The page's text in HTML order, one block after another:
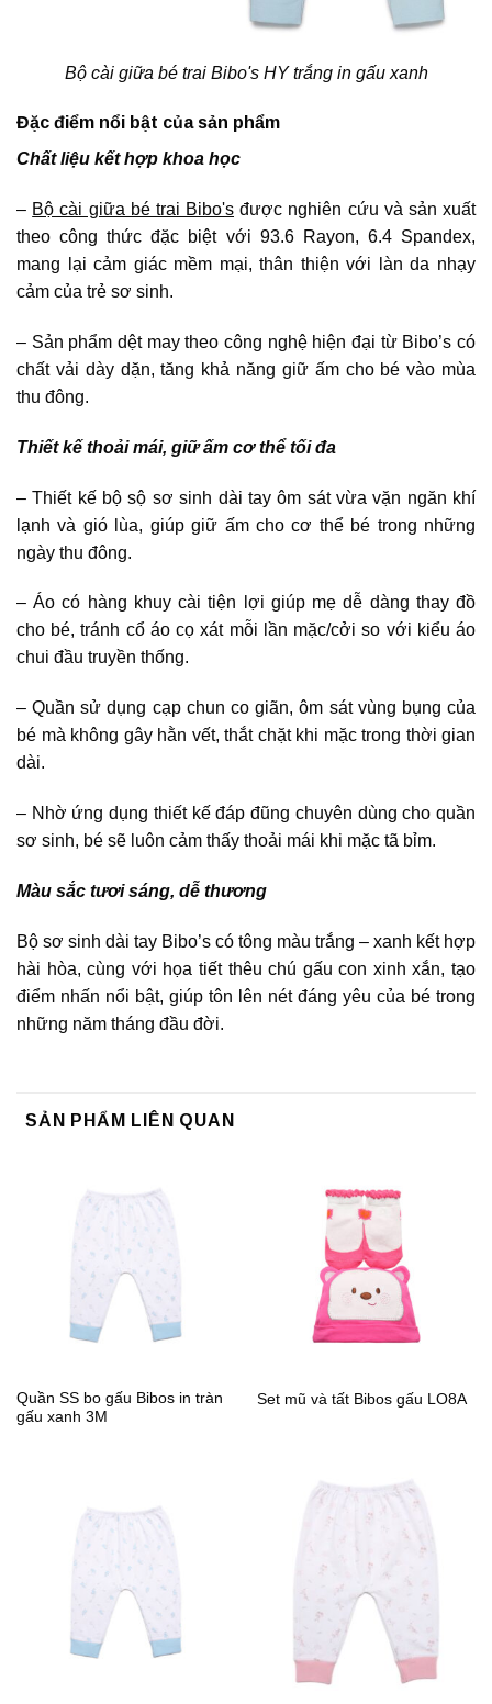
Bộ cài giữa bé trai Bibo's HY trắng in gấu xanh
Đặc điểm nổi bật của sản phẩm
Chất liệu kết hợp khoa học
– Bộ cài giữa bé trai Bibo's được nghiên cứu và sản xuất
theo công thức đặc biệt với 93.6 Rayon, 6.4 Spandex,
mang lại cảm giác mềm mại, thân thiện với làn da nhạy
cảm của trẻ sơ sinh.
– Sản phẩm dệt may theo công nghệ hiện đại từ Bibo’s có
chất vải dày dặn, tăng khả năng giữ ấm cho bé vào mùa
thu đông.
Thiết kế thoải mái, giữ ấm cơ thể tối đa
– Thiết kế bộ sộ sơ sinh dài tay ôm sát vừa vặn ngăn khí
lạnh và gió lùa, giúp giữ ấm cho cơ thể bé trong những
ngày thu đông.
– Áo có hàng khuy cài tiện lợi giúp mẹ dễ dàng thay đồ
cho bé, tránh cổ áo cọ xát mỗi lần mặc/cởi so với kiểu áo
chui đầu truyền thống.
– Quần sử dụng cạp chun co giãn, ôm sát vùng bụng của
bé mà không gây hằn vết, thắt chặt khi mặc trong thời gian
dài.
– Nhờ ứng dụng thiết kế đáp đũng chuyên dùng cho quần
sơ sinh, bé sẽ luôn cảm thấy thoải mái khi mặc tã bỉm.
Màu sắc tươi sáng, dễ thương
Bộ sơ sinh dài tay Bibo’s có tông màu trắng – xanh kết hợp
hài hòa, cùng với họa tiết thêu chú gấu con xinh xắn, tạo
điểm nhấn nổi bật, giúp tôn lên nét đáng yêu của bé trong
những năm tháng đầu đời.
SẢN PHẨM LIÊN QUAN
Quần SS bo gấu Bibos in tràn
gấu xanh 3M
Set mũ và tất Bibos gấu LO8A